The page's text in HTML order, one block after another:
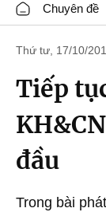
Chuyên đề
Thứ tư, 17/10/
Tiếp
đầu
Trong bài